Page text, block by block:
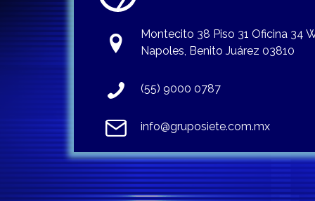
Montecito 38 Piso 31 Oficina 34
Napoles, Benito Juárez 03810
(55) 9000 0787
info@gruposiete.com.mx